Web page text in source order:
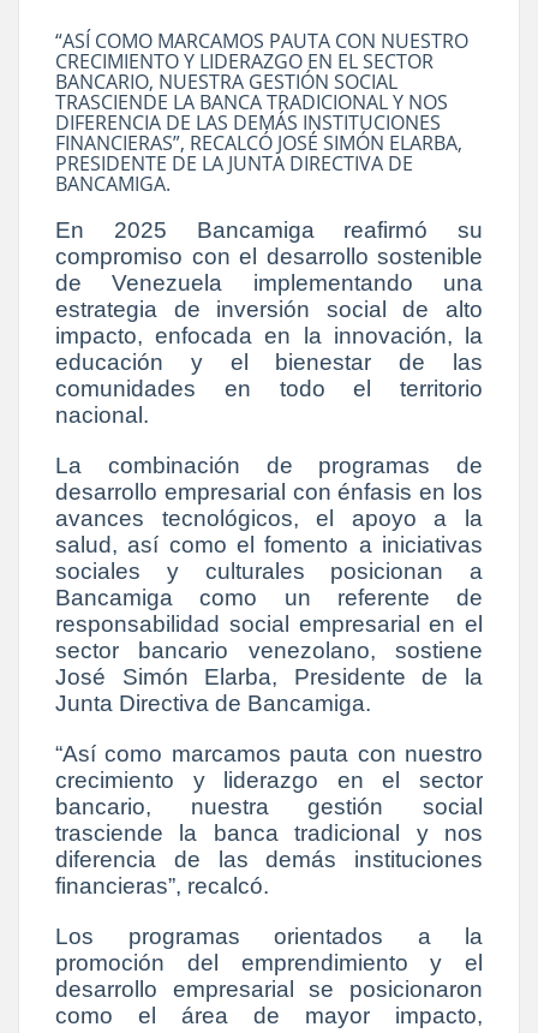
“ASÍ COMO MARCAMOS PAUTA CON NUESTRO
CRECIMIENTO Y LIDERAZGO EN EL SECTOR
BANCARIO, NUESTRA GESTIÓN SOCIAL
TRASCIENDE LA BANCA TRADICIONAL Y NOS
DIFERENCIA DE LAS DEMÁS INSTITUCIONES
FINANCIERAS”, RECALCÓ JOSÉ SIMÓN ELARBA,
PRESIDENTE DE LA JUNTA DIRECTIVA DE
BANCAMIGA.
En 2025 Bancamiga reafirmó su
compromiso con el desarrollo sostenible
de Venezuela implementando una
estrategia de inversión social de alto
impacto, enfocada en la innovación, la
educación y el bienestar de las
comunidades en todo el territorio
nacional.
La combinación de programas de
desarrollo empresarial con énfasis en los
avances tecnológicos, el apoyo a la
salud, así como el fomento a iniciativas
sociales y culturales posicionan a
Bancamiga como un referente de
responsabilidad social empresarial en el
sector bancario venezolano, sostiene
José Simón Elarba, Presidente de la
Junta Directiva de Bancamiga.
“Así como marcamos pauta con nuestro
crecimiento y liderazgo en el sector
bancario, nuestra gestión social
trasciende la banca tradicional y nos
diferencia de las demás instituciones
financieras”, recalcó.
Los programas orientados a la
promoción del emprendimiento y el
desarrollo empresarial se posicionaron
como el área de mayor impacto,